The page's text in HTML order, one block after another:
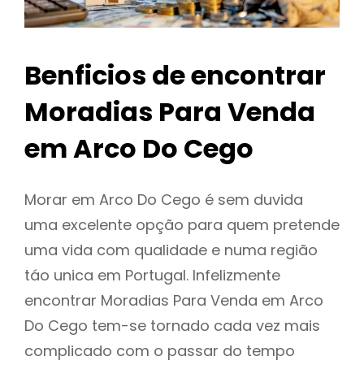
Benficios de encontrar
Moradias Para Venda
em Arco Do Cego
Morar em Arco Do Cego é sem duvida
uma excelente opção para quem pretende
uma vida com qualidade e numa região
táo unica em Portugal. Infelizmente
encontrar Moradias Para Venda em Arco
Do Cego tem-se tornado cada vez mais
complicado com o passar do tempo